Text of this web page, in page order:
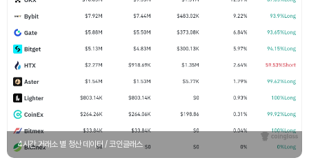
4시간 거래소 별 청산 데이터 / 코인글래스